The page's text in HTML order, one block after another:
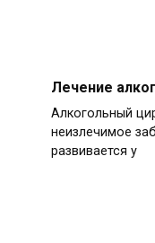
Лечение
Алкогольный
неизлечимое
развивается у